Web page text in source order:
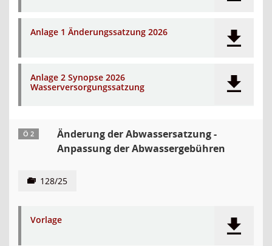
Anlage 1 Änderungssatzung 2026
Anlage 2 Synopse 2026
Wasserversorgungssatzung
Ö 2
Änderung der Abwassersatzung -
Anpassung der Abwassergebühren
128/25
Vorlage